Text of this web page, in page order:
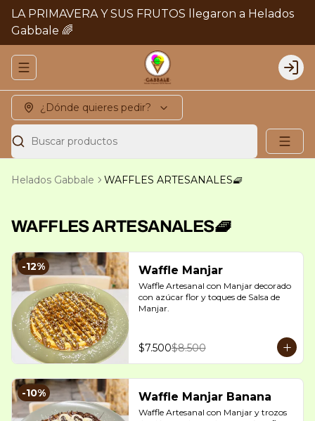
LA PRIMAVERA Y SUS FRUTOS llegaron a Helados
Gabbale 🌈
Abrir menu de navegación
¿Dónde quieres pedir?
Buscar productos
Helados Gabbale WAFFLES ARTESANALES🧇
WAFFLES ARTESANALES🧇
-12% Waffle Manjar
Waffle Artesanal con Manjar decorado
con azúcar flor y toques de Salsa de
Manjar.
$7.500$8.500
-10% Waffle Manjar Banana
Waffle Artesanal con Manjar y trozos